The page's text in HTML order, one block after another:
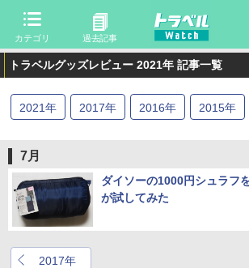
カテゴリ 過去記事
トラベルグッズレビュー 2021年 記事一覧
2021年 2017年 2016年 2015年
7月
ダイソーの1000円シュラフ
が試してみた
2017年